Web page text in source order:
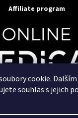
cookie.
souhlas s jejich
Affiliate program
OnlineMedical.cz.
zajišťuje